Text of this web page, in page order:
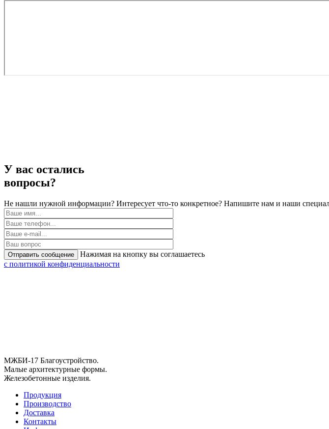
У вас остались
вопросы?
Не нашли нужной информации? Интересует что-то конкретное? Напишите нам и наши
Нажимая на кнопку вы соглашаетесь
с политикой конфиденциальности
МЖБИ-17 Благоустройство.
Малые архитектурные формы.
Железобетонные изделия.
Продукция
Производство
Доставка
Контакты